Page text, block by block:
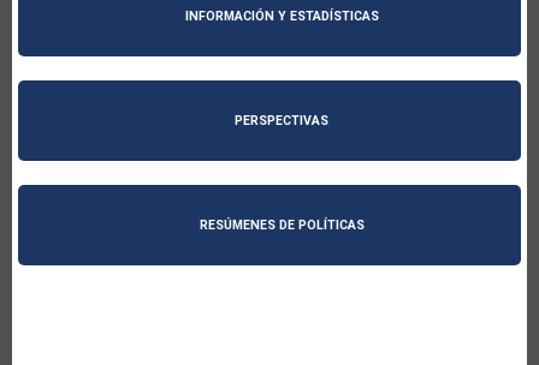
INFORMACIÓN Y ESTADÍSTICAS
PERSPECTIVAS
RESÚMENES DE POLÍTICAS